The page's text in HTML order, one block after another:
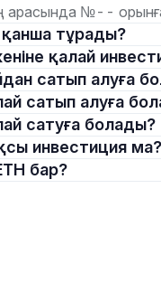
арасында №--
қанша тұрады?
қалай
сатып алуға
сатып алуға
сатуға болады?
инвестиция ма?
бар?